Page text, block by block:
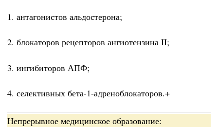
1. антагонистов альдостерона;
2. блокаторов рецепторов ангиотензина II;
3. ингибиторов АПФ;
4. селективных бета-1-адреноблокаторов.+
Непрерывное медицинское образование: